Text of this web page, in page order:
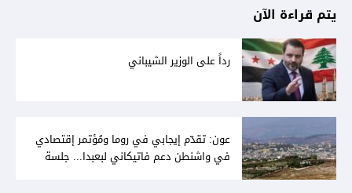
يتم قراءة الآن
رداً على الوزير الشيباني
عون: تقدّم إيجابي في روما ومُؤتمر إقتصادي
في واشنطن دعم فاتيكاني لبعبدا... جلسة